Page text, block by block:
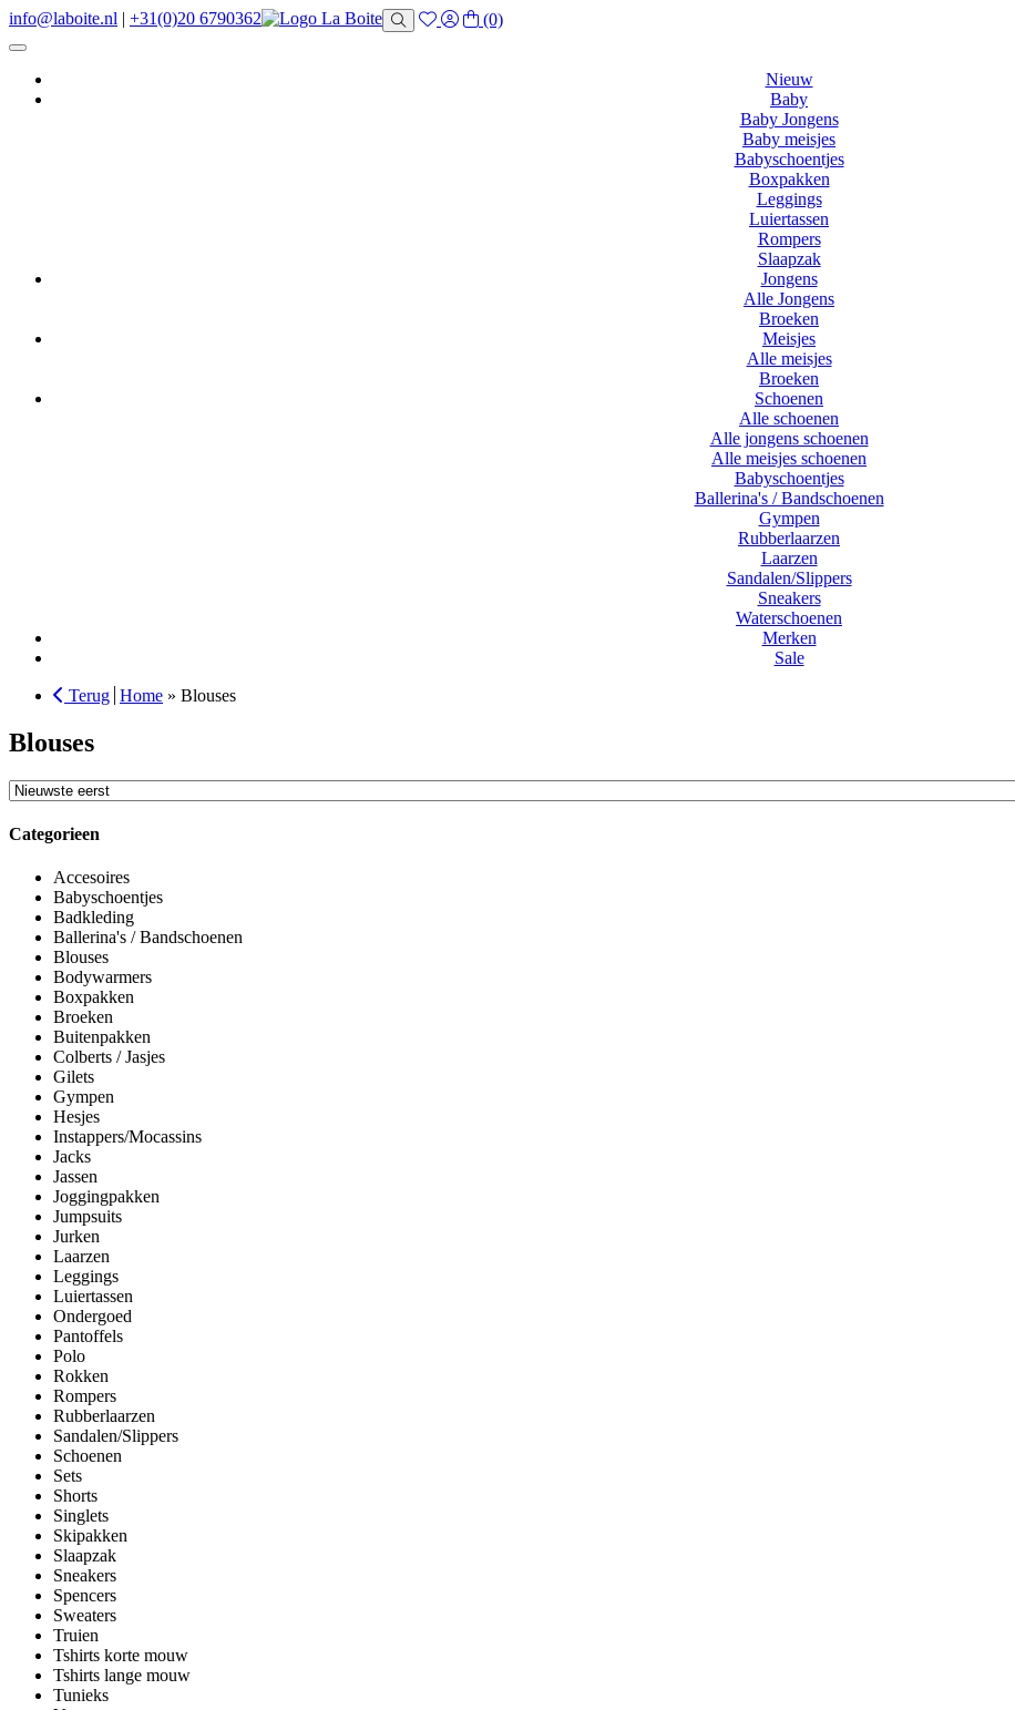
info@laboite.nl | +31(0)20 6790362 (0)
Nieuw
Baby
Baby Jongens
Baby meisjes
Babyschoentjes
Boxpakken
Leggings
Luiertassen
Rompers
Slaapzak
Jongens
Alle Jongens
Broeken
Meisjes
Alle meisjes
Broeken
Schoenen
Alle schoenen
Alle jongens schoenen
Alle meisjes schoenen
Babyschoentjes
Ballerina's / Bandschoenen
Gympen
Rubberlaarzen
Laarzen
Sandalen/Slippers
Sneakers
Waterschoenen
Merken
Sale
Terug Home » Blouses
Blouses
Sorteer
Categorieen
Accesoires
Babyschoentjes
Badkleding
Ballerina's / Bandschoenen
Blouses
Bodywarmers
Boxpakken
Broeken
Buitenpakken
Colberts / Jasjes
Gilets
Gympen
Hesjes
Instappers/Mocassins
Jacks
Jassen
Joggingpakken
Jumpsuits
Jurken
Laarzen
Leggings
Luiertassen
Ondergoed
Pantoffels
Polo
Rokken
Rompers
Rubberlaarzen
Sandalen/Slippers
Schoenen
Sets
Shorts
Singlets
Skipakken
Slaapzak
Sneakers
Spencers
Sweaters
Truien
Tshirts korte mouw
Tshirts lange mouw
Tunieks